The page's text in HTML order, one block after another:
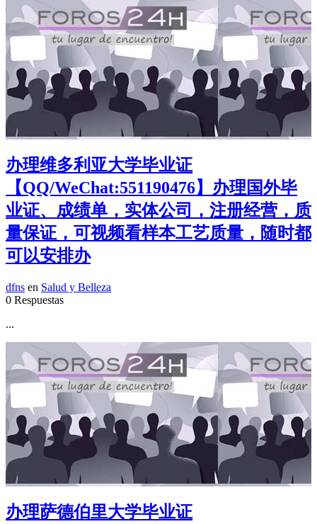
办理维多利亚大学毕业证
【QQ/WeChat:551190476】办理国外毕
业证、成绩单，实体公司，注册经营，质
量保证，可视频看样本工艺质量，随时都
可以安排办
dfns en Salud y Belleza
0 Respuestas
...
办理萨德伯里大学毕业证